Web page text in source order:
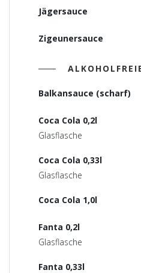
Jägersauce
Zigeunersauce
Balkansauce (scharf)
Coca Cola 0,2l
Glasflasche
Coca Cola 0,33l
Glasflasche
Coca Cola 1,0l
Fanta 0,2l
Glasflasche
Fanta 0,33l